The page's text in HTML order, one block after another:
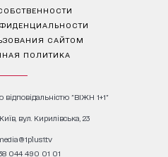
САЙТОМ
ПОЛИТИКА
"ВІЖН 1+1"
вул. Кирилівська, 23
044 490 01 01